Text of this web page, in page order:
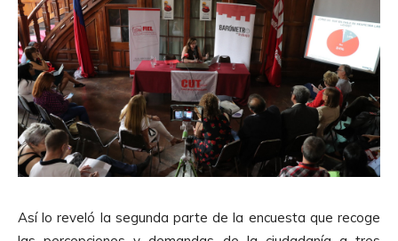
Así lo reveló la segunda parte de la encuesta que recoge